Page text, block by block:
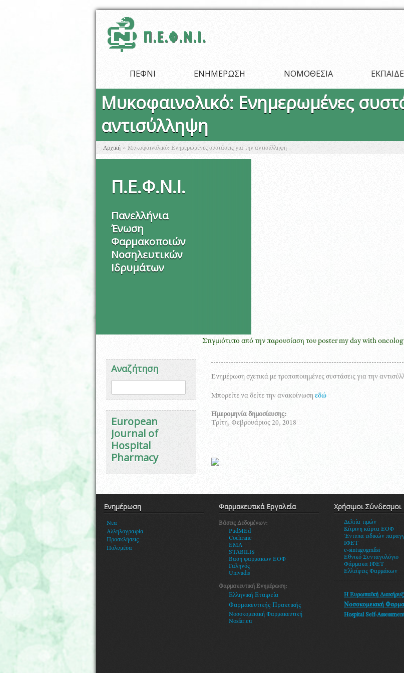
ΠΕΦΝΙ ΕΝΗΜΕΡΩΣΗ ΝΟΜΟΘΕΣΙΑ
Μυκοφαινολικό: Ενημερωμένες
αντισύλληψη
Είστε εδώ
Αρχική » Μυκοφαινολικό: Ενημερωμένες συστάσεις για την αντισύλληψη
Π.Ε.Φ.Ν.Ι.
Πανελλήνια
Ένωση
Φαρμακοποιών
Νοσηλευτικών
Ιδρυμάτων
Στιγμιότυπο από την παρουσίαση του poster my day with oncology
Αναζήτηση
Φόρμα αναζήτησης
European
Journal of
Hospital
Pharmacy
Ενημέρωση σχετικά με τροποποιημένες συστάσεις για την
Μπορείτε να δείτε την ανακοίνωση εδώ
Ημερομηνία δημοσίευσης:
Τρίτη, Φεβρουάριος 20, 2018
Ενημέρωση
Νεα
Αλληλογραφία
Προσκλήσεις
Πολυμέσα
Φαρμακευτικά Εργαλεία
Βάσεις Δεδομένων:
PudMEd
Cochrane
EMA
STABILIS
Βαση φαρμακων ΕΟΦ
Γαληνός
Univadis
Φαρμακευτική Ενημέρωση:
Ελληνική Εταιρεία
Φαρμακευτικής Πρακτικής
Νοσοκομειακή Φαρμακευτική
Nosfar.eu
Χρήσιμοι Σύνδεσμοι
Δελτία τιμών
Κίτρινη κάρτα ΕΟΦ
Έντυπα ειδικών
ΙΦΕΤ
e-sintagografisi
Εθνικό Συνταγολόγιο
Φάρμακα ΙΦΕΤ
Ελλείψεις Φαρμάκων
Η Ευρωπαϊκή
Νοσοκομειακή
Hospital Self-